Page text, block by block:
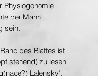
Physiogonomie
der Mann
sein.
des Blattes ist
stehend) zu lesen
Lalensky".